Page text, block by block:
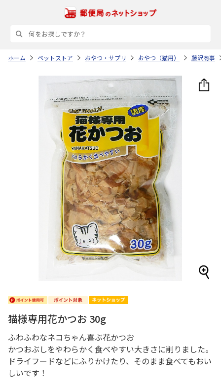
ホーム ペットストア おやつ・サプリ おやつ（猫用） 藤沢商事
猫様専用花かつお 30g
ふわふわなネコちゃん喜ぶ花かつお
かつおぶしをやわらかく食べやすい大きさに削りました。
ドライフードなどにふりかけたり、そのまま食べてもおい
しいです！